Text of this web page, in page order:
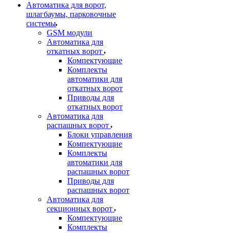
Автоматика для ворот,
шлагбаумы, парковочные
системы
GSM модули
Автоматика для
откатных ворот
Компектующие
Комплекты
автоматики для
откатных ворот
Приводы для
откатных ворот
Автоматика для
распашных ворот
Блоки управления
Компектующие
Комплекты
автоматики для
распашных ворот
Приводы для
распашных ворот
Автоматика для
секционных ворот
Компектующие
Комплекты